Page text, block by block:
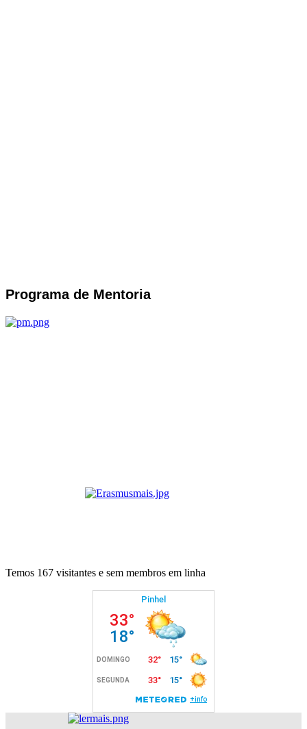
Programa de Mentoria
Temos 167 visitantes e sem membros em linha